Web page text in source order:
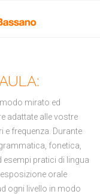
mirato ed
adattate alle vostre
e frequenza. Durante
fonetica,
pratici di lingua
orale
ogni livello in modo